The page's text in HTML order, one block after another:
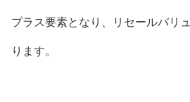
プラス要素となり、リセールバリ
ります。